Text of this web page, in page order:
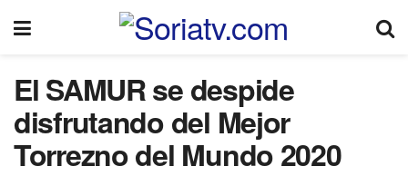
El SAMUR se despide
disfrutando del Mejor
Torrezno del Mundo 2020